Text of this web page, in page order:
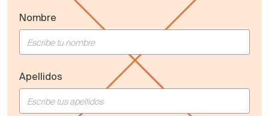
Nombre
Apellidos